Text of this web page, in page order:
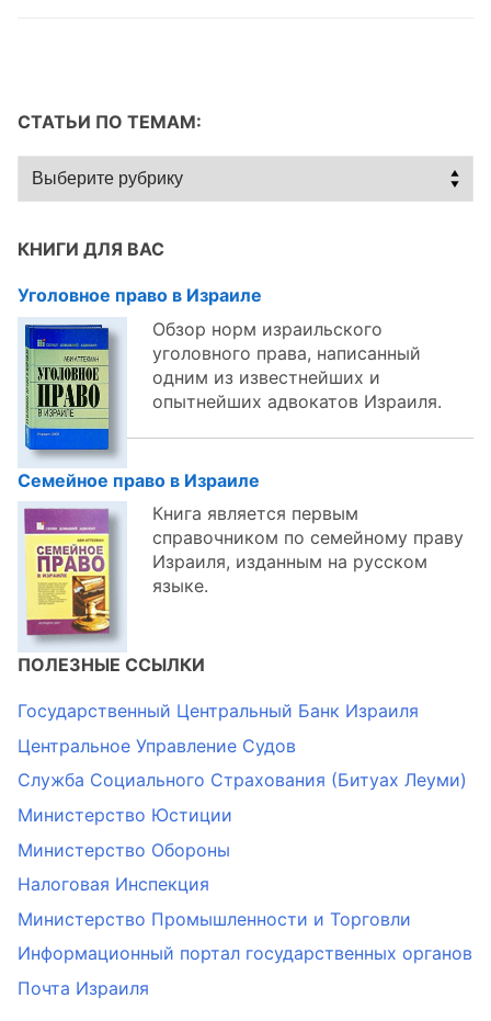
СТАТЬИ ПО ТЕМАМ:
Статьи
по
КНИГИ ДЛЯ ВАС
Уголовное право в Израиле
Обзор норм израильского
уголовного права, написанный
одним из известнейших и
опытнейших адвокатов Израиля.
Семейное право в Израиле
Книга является первым
справочником по семейному праву
Израиля, изданным на русском
языке.
ПОЛЕЗНЫЕ ССЫЛКИ
Государственный Центральный Банк Израиля
Центральное Управление Судов
Служба Социального Страхования (Битуах Леуми)
Министерство Юстиции
Министерство Обороны
Налоговая Инспекция
Министерство Промышленности и Торговли
Информационный портал государственных органов
Почта Израиля